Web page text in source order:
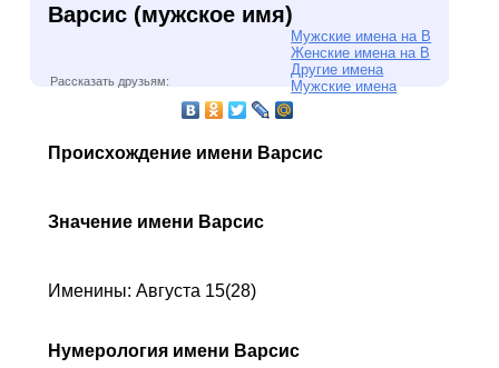
Варсис (мужское имя)
Мужские имена на В
Женские имена на В
Другие имена
Мужские имена
Рассказать друзьям:
Происхождение имени Варсис
Значение имени Варсис
Именины: Августа 15(28)
Нумерология имени Варсис